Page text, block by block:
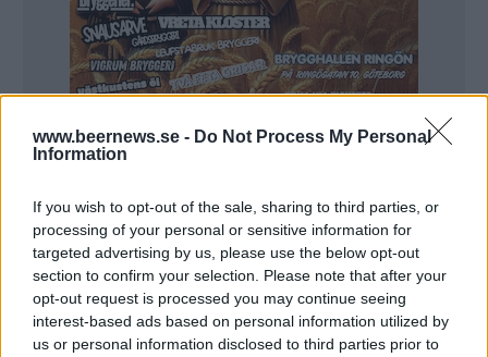
www.beernews.se - Do Not Process My Personal
Information
If you wish to opt-out of the sale, sharing to third parties, or
processing of your personal or sensitive information for
targeted advertising by us, please use the below opt-out
section to confirm your selection. Please note that after your
opt-out request is processed you may continue seeing
interest-based ads based on personal information utilized by
us or personal information disclosed to third parties prior to
Tyskland är det EU-land som producerar mest öl. Där
bryggdes hela 7,2 miljarder liter under 2023, vilket
motsvarar 22,3 procent av den totala
ölproduktionen inom EU. Möjligen är det något mer
förvånande att det näst mest ölproducerande landet
inom EU är Spanien. Spanjorerna stod nämligen för